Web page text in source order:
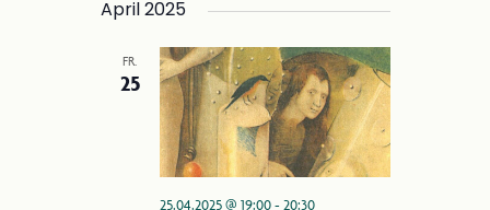
2025 Steiner Jubiläum c
h
t
e
a
n
s
t
a
l
wählen.
April 2025
FR.
25
25.04.2025 @ 19:00-20:30